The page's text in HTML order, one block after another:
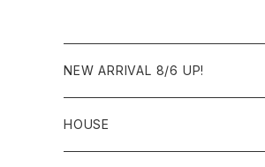
NEW ARRIVAL 8/6 UP!
HOUSE